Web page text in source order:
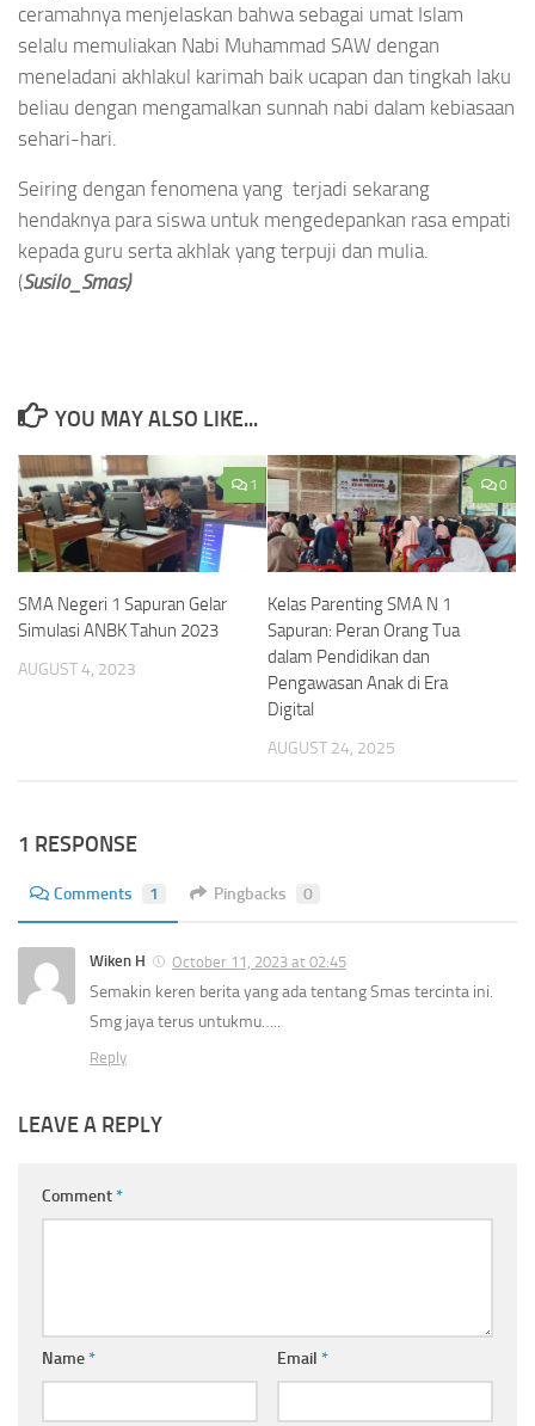
ceramahnya menjelaskan bahwa sebagai umat Islam
selalu memuliakan Nabi Muhammad SAW dengan
meneladani akhlakul karimah baik ucapan dan tingkah laku
beliau dengan mengamalkan sunnah nabi dalam kebiasaan
sehari-hari.
Seiring dengan fenomena yang terjadi sekarang
hendaknya para siswa untuk mengedepankan rasa empati
kepada guru serta akhlak yang terpuji dan mulia.
(Susilo_Smas)
YOU MAY ALSO LIKE...
1
SMA Negeri 1 Sapuran Gelar
Simulasi ANBK Tahun 2023
AUGUST 4, 2023
0
Kelas Parenting SMA N 1
Sapuran: Peran Orang Tua
dalam Pendidikan dan
Pengawasan Anak di Era
Digital
AUGUST 24, 2025
1 RESPONSE
Comments 1 Pingbacks 0
Wiken H October 11, 2023 at 02:45
Semakin keren berita yang ada tentang Smas tercinta ini.
Smg jaya terus untukmu…..
Reply
LEAVE A REPLY
Comment*
Name* Email *